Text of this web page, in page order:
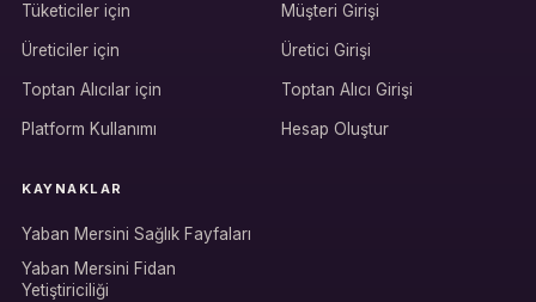
Hesabına giriş yap
Üretici / çiftçi paneli
Tüketiciler için
Üreticiler için
Toptan Alıcılar için
Platform Kullanımı
Müşteri Girişi
Üretici Girişi
Toptan Alıcı Girişi
Hesap Oluştur
KAYNAKLAR
Yaban Mersini Sağlık Fayfaları
Yaban Mersini Fidan
Yetiştiriciliği